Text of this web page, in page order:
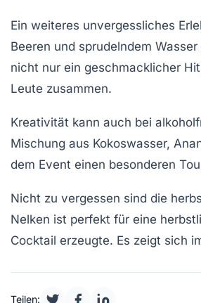
Ein weiteres unvergessliches
Beeren und sprudelndem
nicht nur ein geschmacklicher
Leute zusammen.
Kreativität kann auch bei
Mischung aus Kokoswasser,
dem Event einen besonderen
Nicht zu vergessen sind die
Nelken ist perfekt für eine
Cocktail erzeugte. Es zeigt sich
Teilen: